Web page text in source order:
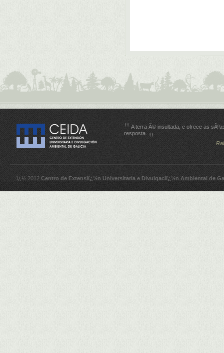
A terra Ã© insultada, e ofrece as
resposta.
ï¿½ 2012 Centro de Extensiï¿½n Universitaria e Divulgaciï¿½n Ambiental de